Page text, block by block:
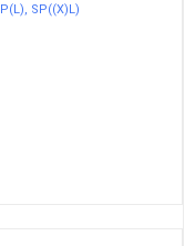
SP((X)L)